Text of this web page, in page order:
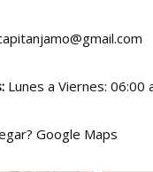
Lunes a Viernes: 06:00
Google Maps